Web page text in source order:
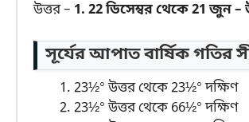
উত্তর – 1. 22 ডিসেম্বর থেকে 21 জুন –
সূর্যের আপাত বার্ষিক গতির
23½° উত্তর থেকে 23½° দক্ষিণ
23½° উত্তর থেকে 66½° দক্ষিণ